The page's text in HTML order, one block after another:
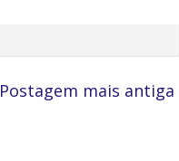
Postagem mais antiga